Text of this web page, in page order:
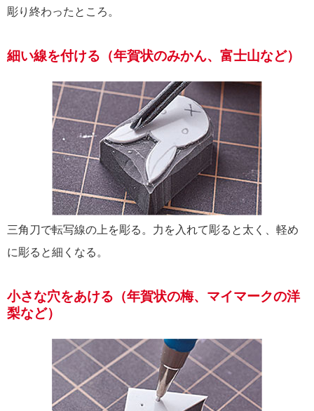
彫り終わったところ。
細い線を付ける（年賀状のみかん、富士山など）
三角刀で転写線の上を彫る。力を入れて彫ると太く、軽め
に彫ると細くなる。
小さな穴をあける（年賀状の梅、マイマークの洋
梨など）